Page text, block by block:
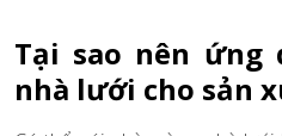
Tại sao nên ứng
nhà lưới cho sản